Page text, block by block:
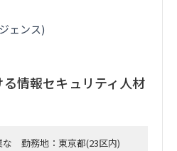
ェンス)
情報セキュリティ人材
な
勤務地：東京都(23区内)